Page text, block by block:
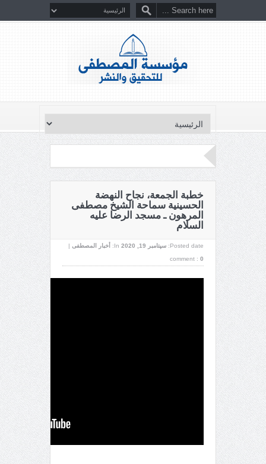
خطبة الجمعة، نجاح النهضة
الحسينية سماحة الشيخ مصطفى
المرهون ـ مسجد الرضا عليه
السلام
Posted date: سپتامبر 19, 2020 In: أخبار المصطفى |
comment : 0